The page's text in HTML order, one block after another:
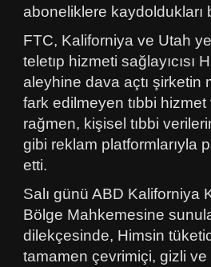
aboneliklere kaydoldukları
FTC, Kaliforniya ve Utah
teletıp hizmeti sağlayıcısı
aleyhine dava açtı şirketin
fark edilmeyen tıbbi
rağmen, kişisel tıbbi
gibi reklam platformlarıyla
etti.
Salı günü ABD Kaliforniya
Bölge Mahkemesine
dilekçesinde, Himsin
tamamen çevrimiçi, gizli